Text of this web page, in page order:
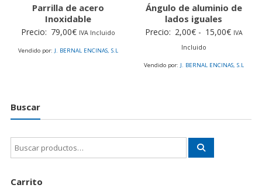
Parrilla de acero
Inoxidable
Precio: 79,00€ IVA Incluido
Vendido por: J. BERNAL ENCINAS, S.L
Ángulo de aluminio de
lados iguales
Precio: 2,00€ - 15,00€Rango
15,00€
IVA
Incluido
Vendido por: J. BERNAL ENCINAS, S.L
Buscar
Buscar
por:
Carrito